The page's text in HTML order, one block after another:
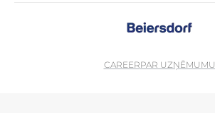
CAREERPAR UZŅĒMUMU